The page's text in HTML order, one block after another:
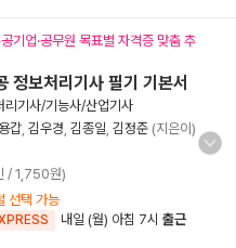
기업·공무원 목표별 자격증 맞춤 추
보처리기사 필기 기본서
기사/기능사/산업기사
갑 김우경 김종일 김정준 (지은이)
/ 1,750원)
선택 가능
내일 (월) 아침 7시 출근